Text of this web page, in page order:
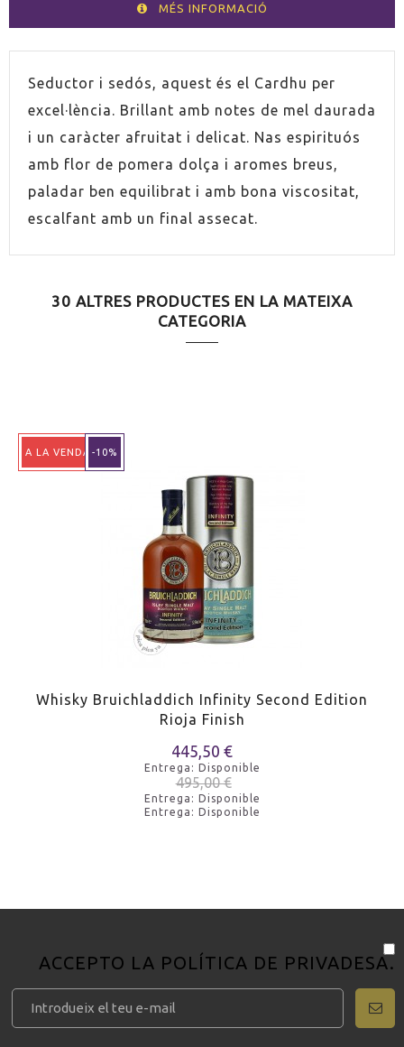
MÉS INFORMACIÓ
VOLUM 70cl
PAÍS Escòcia
GRADUACIÓ
Seductor i sedós, aquest és el Cardhu per
excel·lència. Brillant amb notes de mel daurada
i un caràcter afruitat i delicat. Nas espirituós
amb flor de pomera dolça i aromes breus,
paladar ben equilibrat i amb bona viscositat,
escalfant amb un final assecat.
30 ALTRES PRODUCTES EN LA MATEIXA
CATEGORIA
A LA VENDA!-10%
Whisky Bruichladdich Infinity Second Edition
Rioja Finish
445,50 €
Entrega: Disponible
495,00 €
Entrega: Disponible
Entrega: Disponible
ACCEPTO LA POLÍTICA DE PRIVADESA.